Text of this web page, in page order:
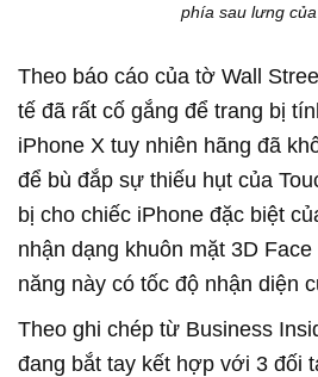
phía sau lưng
Theo báo cáo của tờ Wall
tế đã rất cố gắng để trang bị
iPhone X tuy nhiên hãng đã
để bù đắp sự thiếu hụt của
bị cho chiếc iPhone đặc biệt
nhận dạng khuôn mặt 3D
năng này có tốc độ nhận diện
Theo ghi chép từ Business
đang bắt tay kết hợp với 3 đối